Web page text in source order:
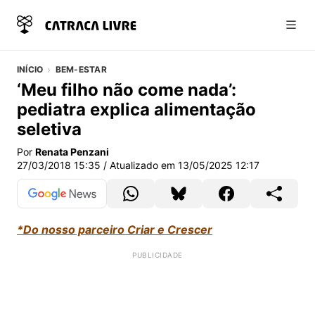
INÍCIO BEM-ESTAR
‘Meu filho não come nada’:
pediatra explica alimentação
seletiva
Por Renata Penzani
27/03/2018 15:35 / Atualizado em 13/05/2025 12:17
*Do nosso parceiro Criar e Crescer